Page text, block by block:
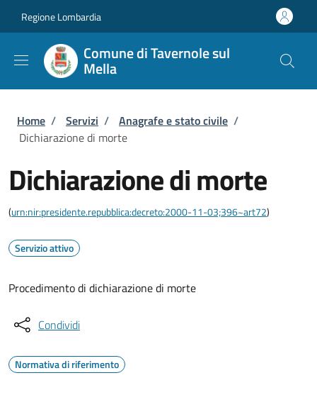
Regione Lombardia
Comune di Tavernole sul
Mella
Briciole di pane
Home / Servizi / Anagrafe e stato civile /
Dichiarazione di morte
Dichiarazione di morte
(urn:nir:presidente.repubblica:decreto:2000-11-03;396~art72)
Servizio attivo
Procedimento di dichiarazione di morte
Condividi
Normativa di riferimento